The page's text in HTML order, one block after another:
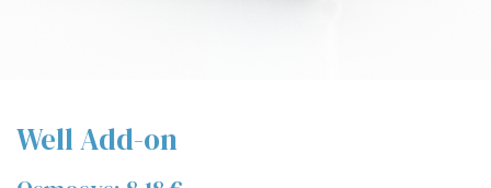
Well Add-on